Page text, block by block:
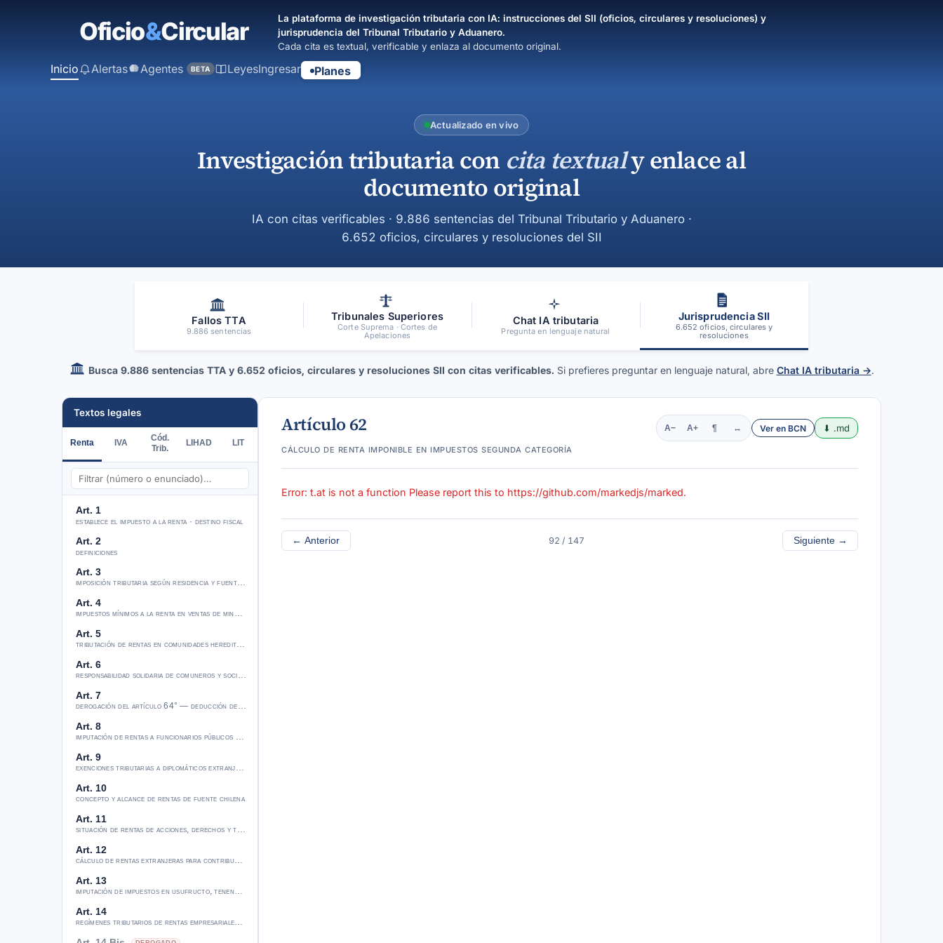
La plataforma de investigación tributaria con IA: instrucciones del SII (oficios, circulares y resoluciones) y
jurisprudencia del Tribunal Tributario y Aduanero.
Cada cita es textual, verificable y enlaza al documento original.
Inicio Ingresar Planes
Alertas Agentes BETA Leyes
Actualizado en vivo
Investigación tributaria con cita textualy enlace al
documento original
IA con citas verificables · 9.886 sentencias del Tribunal Tributario y Aduanero ·
6.652 oficios, circulares y resoluciones del SII
Fallos TTA
9.886 sentencias
Tribunales Superiores
Corte Suprema · Cortes de
Apelaciones
Chat IA tributaria
Pregunta en lenguaje natural
Jurisprudencia SII
6.652 oficios, circulares y
resoluciones
Busca 9.886 sentencias TTA y 6.652 oficios, circulares y resoluciones SII con citas verificables. Si prefieres preguntar en lenguaje natural, abre Chat IA tributaria →.
Textos legales
Renta IVA
Cód.
Trib.
LIHAD LIT
Art. 1
establece el impuesto a la renta · destino fiscal
Art. 2
definiciones
Art. 3
imposición tributaria según residencia y fuente de renta
Art. 4
impuestos mínimos a la renta en ventas de minerales desde 1975
Art. 5
tributación de rentas en comunidades hereditarias
Art. 6
responsabilidad solidaria de comuneros y socios; liberación por individualización
Art. 7
derogación del artículo 64° — deducción de gastos diferidos
Art. 8
imputación de rentas a funcionarios públicos en el extranjero
Art. 9
exenciones tributarias a diplomáticos extranjeros con reciprocidad
Art. 10
concepto y alcance de rentas de fuente chilena
Art. 11
situación de rentas de acciones, derechos y títulos de deuda
Art. 12
cálculo de rentas extranjeras para contribuyentes chilenos
Art. 13
imputación de impuestos en usufructo, tenencia y participaciones
Art. 14
regímenes tributarios de rentas empresariales retiradas
Artículo 62 A− A+ ¶ ↔ Ver en BCN ⬇ .md
cálculo de renta imponible en impuestos segunda categoría
Error: t.at is not a function Please report this to https://github.com/markedjs/marked.
← Anterior 92 / 147 Siguiente →